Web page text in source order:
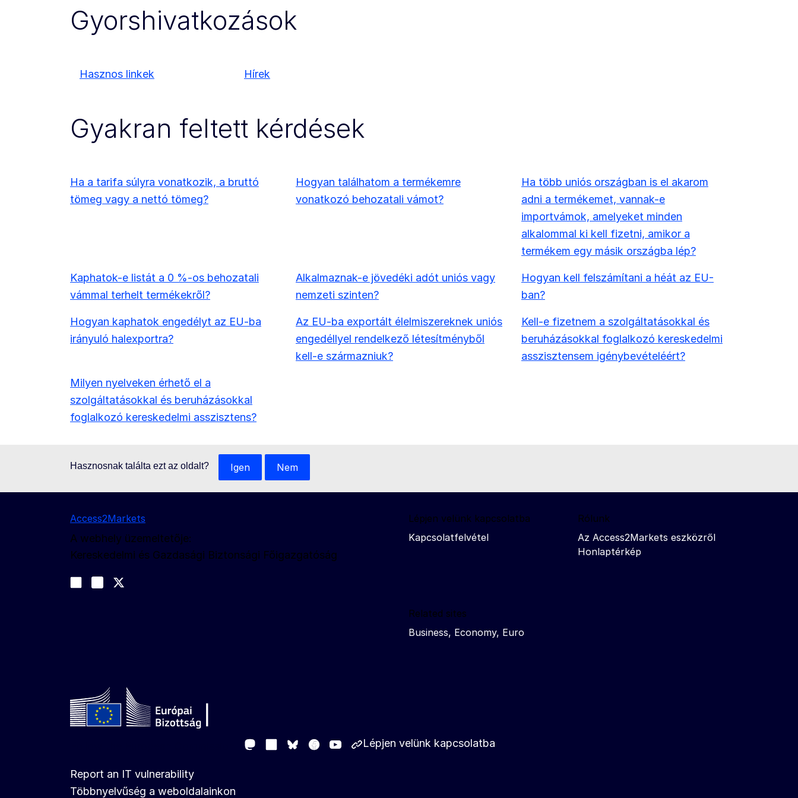
Gyorshivatkozások
Hasznos linkek Hírek
Gyakran feltett kérdések
Ha a tarifa súlyra vonatkozik, a bruttó
tömeg vagy a nettó tömeg?
Hogyan találhatom a termékemre
vonatkozó behozatali vámot?
Ha több uniós országban is el akarom
adni a termékemet, vannak-e
importvámok, amelyeket minden
alkalommal ki kell fizetni, amikor a
termékem egy másik országba lép?
Kaphatok-e listát a 0 %-os behozatali
vámmal terhelt termékekről?
Alkalmaznak-e jövedéki adót uniós vagy
nemzeti szinten?
Hogyan kell felszámítani a héát az EU-
ban?
Hogyan kaphatok engedélyt az EU-ba
irányuló halexportra?
Az EU-ba exportált élelmiszereknek uniós
engedéllyel rendelkező létesítményből
kell-e származniuk?
Kell-e fizetnem a szolgáltatásokkal és
beruházásokkal foglalkozó kereskedelmi
asszisztensem igénybevételéért?
Milyen nyelveken érhető el a
szolgáltatásokkal és beruházásokkal
foglalkozó kereskedelmi asszisztens?
Hasznosnak találta ezt az oldalt? Igen Nem
Access2Markets
A webhely üzemeltetője:
Kereskedelmi és Gazdasági Biztonsági Főigazgatóság
Join us on LinkedIn
Trade-Off podcast
Lépjen velünk kapcsolatba
Kapcsolatfelvétel
Rólunk
Az Access2Markets eszközről
Honlaptérkép
Related sites
Business, Economy, Euro
MastodonLinkedIn
Bluesky
FacebookYoutubeOther networks
Lépjen velünk kapcsolatba
Report an IT vulnerability
Többnyelvűség a weboldalainkon